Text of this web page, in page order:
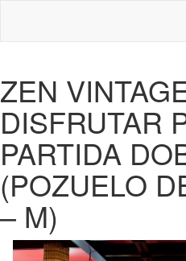
ZEN
DISFRUTAR
PARTIDA
(POZUELO
– M)